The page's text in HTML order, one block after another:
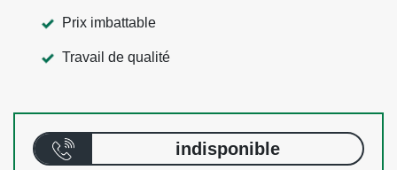
Prix imbattable
Travail de qualité
indisponible